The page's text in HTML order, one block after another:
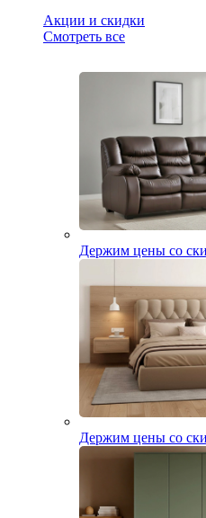
Акции и скидки
Смотреть все
Держим цены со
Держим цены со